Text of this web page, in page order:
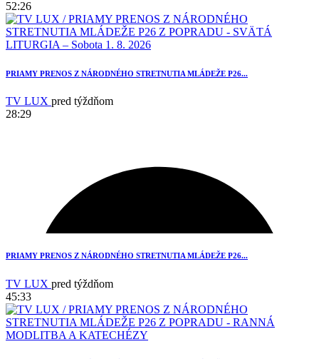
3
52:26
PRIAMY PRENOS Z NÁRODNÉHO STRETNUTIA MLÁDEŽE P26...
TV LUX pred týždňom
28:29
PRIAMY PRENOS Z NÁRODNÉHO STRETNUTIA MLÁDEŽE P26...
TV LUX pred týždňom
45:33